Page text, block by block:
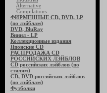
Alternative
Compilations
ФИРМЕННЫЕ CD, DVD, LP
(по лэйблам)
DVD, BluRay
Винил - LP
Коллекционные издания
Японские CD
РАСПРОДАЖА CD
РОССИЙСКИХ ЛЭЙБЛОВ
CD российских лэйблов (по
стилям)
CD, DVD российских лэйблов
(по лэйблам)
Футболки